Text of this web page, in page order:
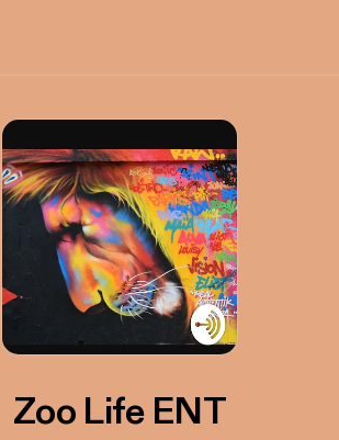
Zoo Life ENT